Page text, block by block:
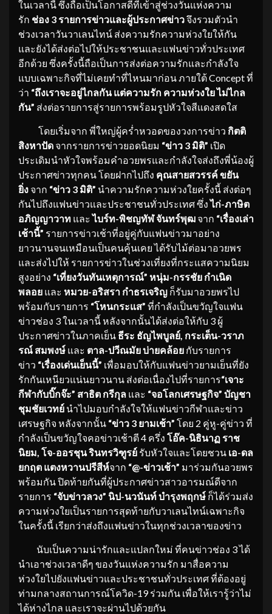
ในเวลานี้ ซึ่งถือเป็นโอกาสดีที่เข้าสู่ช่วงวันแห่งความ
รัก ช่อง 3 รายการข่าวและผู้ประกาศข่าวจึงรวมตัวนำ
ช่วงเวลาวันวาเลนไทน์ ส่งความรักความห่วงใยให้กัน
และยังได้ส่งต่อไปให้ประชาชนและแฟนข่าวทั่วประเทศ
อีกด้วย ซึ่งครั้งนี้ถือเป็นการส่งต่อความรักและกำลังใจ
แบบเฉพาะกิจที่ไม่เคยทำที่ไหนมาก่อน ภายใต้ Concept ที่
ว่า “ถึงเราจะอยู่ไกลกัน แต่ความรัก ความห่วงใย ไม่ไกล
กัน” ส่งต่อรายการสู่รายการพร้อมรูปหัวใจสีแดงสดใส
โดยเริ่มจาก พี่ใหญ่ผู้คร่ำหวอดของวงการข่าว กิตติ
สิงหาปัด จากรายการข่าวยอดนิยม “ข่าว 3 มิติ” เปิด
ประเดิมนำหัวใจพร้อมคำอวยพรและกำลังใจส่งถึงพี่น้องผู้
ประกาศข่าวทุกคน โดยฝากไปถึง คุณสายสวรรค์ ขยัน
ยิ่ง จาก “ข่าว 3 มิติ” นำความรักความห่วงใยครั้งนี้ ส่งต่อๆ
กันไปถึงแฟนข่าวและประชาชนทั่วประเทศ ซึ่งไก่-ภาษิต
อภิญญาวาท และไบร์ท-พิชญทัฬ จันทร์พุฒ จาก “เรื่องเล่า
เช้านี้” รายการข่าวเช้าที่อยู่คู่กับแฟนข่าวมาอย่าง
ยาวนานจนเหมือนเป็นคนคุ้นเคย ได้รับไม้ต่อมาอวยพร
และส่งไปให้ รายการข่าวในช่วงเที่ยงที่กระแสความนิยม
สูงอย่าง “เที่ยงวันทันเหตุการณ์” หนุ่ม-กรรชัย กำเนิด
พลอย และ หมวย-อริสรา กำธรเจริญ ก็รับมาอวยพรไป
พร้อมกับรายการ “โหนกระแส” ที่กำลังเป็นขวัญใจแฟน
ข่าวช่อง 3 ในเวลานี้ หลังจากนั้นได้ส่งต่อให้กับ 3 ผู้
ประกาศข่าวในภาคเย็น ธีระ ธัญไพบูลย์ , กระเต็น-วราภ
รณ์ สมพงษ์ และ ตาล-ปวีณมัย บ่ายคล้อย กับรายการ
ข่าว “เรื่องเด่นเย็นนี้” เพื่อมอบให้กับแฟนข่าวยามเย็นที่ยัง
รักกันเหนียวแน่นยาวนาน ส่งต่อเนื่องไปที่รายการ“เจาะ
กีฬากับบิ๊กจ๊ะ” สาธิต กรีกุล และ “จอโลกเศรษฐกิจ” บัญชา
ชุมชัยเวทย์ นำไปมอบกำลังใจให้แฟนข่าวกีฬาและข่าว
เศรษฐกิจ หลังจากนั้น “ข่าว 3 ยามเช้า” โดย 2 คู่หู-คู่ข่าว ที่
กำลังเป็นขวัญใจคอข่าวเช้าตี 4 ครึ่ง โอ๊ค-นิธินาฏ ราช
นิยม , โจ-ออรชุน รินทรวิฑูรย์ รับหัวใจและโดยชวน เอ-ดล
ยกฤต แตงหวานปรีสีห์จาก “@-ข่าวเช้า” มาร่วมกันอวยพร
พร้อมกัน ปิดท้ายกันที่ผู้ประกาศข่าวสาวอารมณ์ดีจาก
รายการ “จับข่าวลวง” นิป-นวนันท์ บำรุงพฤกษ์ ก็ได้ร่วมส่ง
ความห่วงใยเป็นรายการสุดท้ายกับวาเลนไทน์เฉพาะกิจ
ในครั้งนี้ เรียกว่าส่งถึงแฟนข่าวในทุกช่วงเวลาของข่าว
นับเป็นความน่ารักและแปลกใหม่ ที่คนข่าวช่อง 3 ได้
นำเอาช่วงเวลาดีๆ ของวันแห่งความรัก มาสื่อความ
ห่วงใยไปยังแฟนข่าวและประชาชนทั่วประเทศ ที่ต้องอยู่
ท่ามกลางสถานการณ์โควิด-19 ร่วมกัน เพื่อให้เรารู้ว่าไม่
ได้ห่างไกล และเราจะผ่านไปด้วยกัน